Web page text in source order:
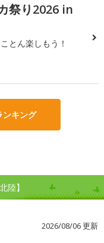
祭り2026 in
とん楽しもう！
ンキング
陸】
2026/08/06 更新